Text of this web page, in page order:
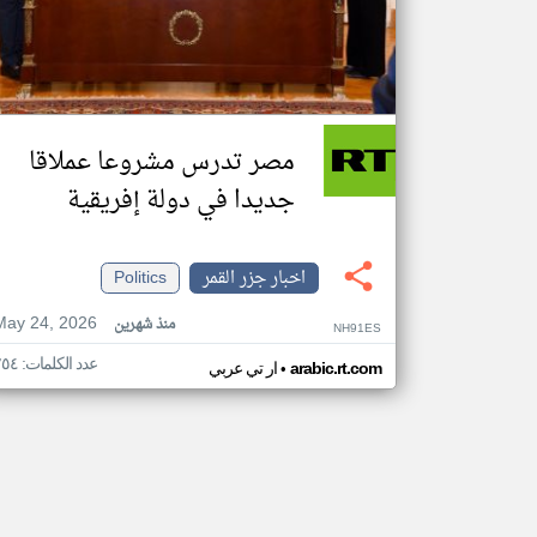
مصر تدرس مشروعا عملاقا
جديدا في دولة إفريقية
اخبار جزر القمر
Politics
24, 2026
منذ شهرين NH91ES
ار تي عربي• arabic.rt.com عدد الكلمات: ٢٥٤